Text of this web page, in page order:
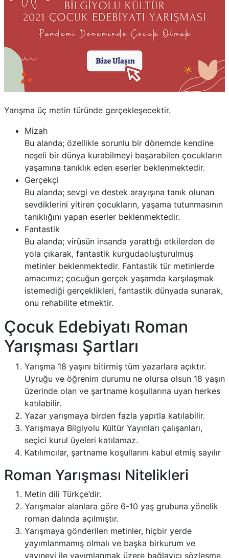
Yarışma üç metin türünde gerçekleşecektir.
Mizah
Bu alanda; özellikle sorunlu bir dönemde kendine
neşeli bir dünya kurabilmeyi başarabilen çocukların
yaşamına tanıklık eden eserler beklenmektedir.
Gerçekçi
Bu alanda; sevgi ve destek arayışına tanık olunan
sevdiklerini yitiren çocukların, yaşama tutunmasının
tanıklığını yapan eserler beklenmektedir.
Fantastik
Bu alanda; virüsün insanda yarattığı etkilerden de
yola çıkarak, fantastik kurgudaoluşturulmuş
metinler beklenmektedir. Fantastik tür metinlerde
amacımız; çocuğun gerçek yaşamda karşılaşmak
istemediği gerçeklikleri, fantastik dünyada sunarak,
onu rehabilite etmektir.
Çocuk Edebiyatı Roman
Yarışması Şartları
Yarışma 18 yaşını bitirmiş tüm yazarlara açıktır.
Uyruğu ve öğrenim durumu ne olursa olsun 18 yaşın
üzerinde olan ve şartname koşullarına uyan herkes
katılabilir.
Yazar yarışmaya birden fazla yapıtla katılabilir.
Yarışmaya Bilgiyolu Kültür Yayınları çalışanları,
seçici kurul üyeleri katılamaz.
Katılımcılar, şartname koşullarını kabul etmiş sayılır
Roman Yarışması Nitelikleri
Metin dili Türkçe’dir.
Yarışmalar alanlara göre 6-10 yaş grubuna yönelik
roman dalında açılmıştır.
Yarışmaya gönderilen metinler, hiçbir yerde
yayımlanmamış olmalı ve başka birkurum ve
yayınevi ile yayımlanmak üzere bağlayıcı sözleşme